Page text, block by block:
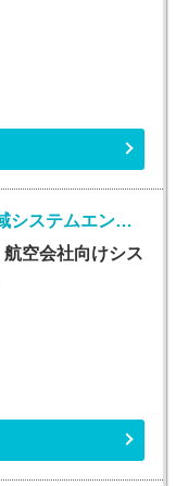
SE（システムエンジニア）(航空領域システムエンジニア/正社員)
空会社向けシス